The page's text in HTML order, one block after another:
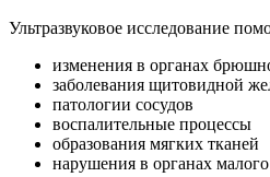
Ультразвуковое исследование
изменения в органах
заболевания щитовидной
патологии сосудов
воспалительные процессы
образования мягких тканей
нарушения в органах малого